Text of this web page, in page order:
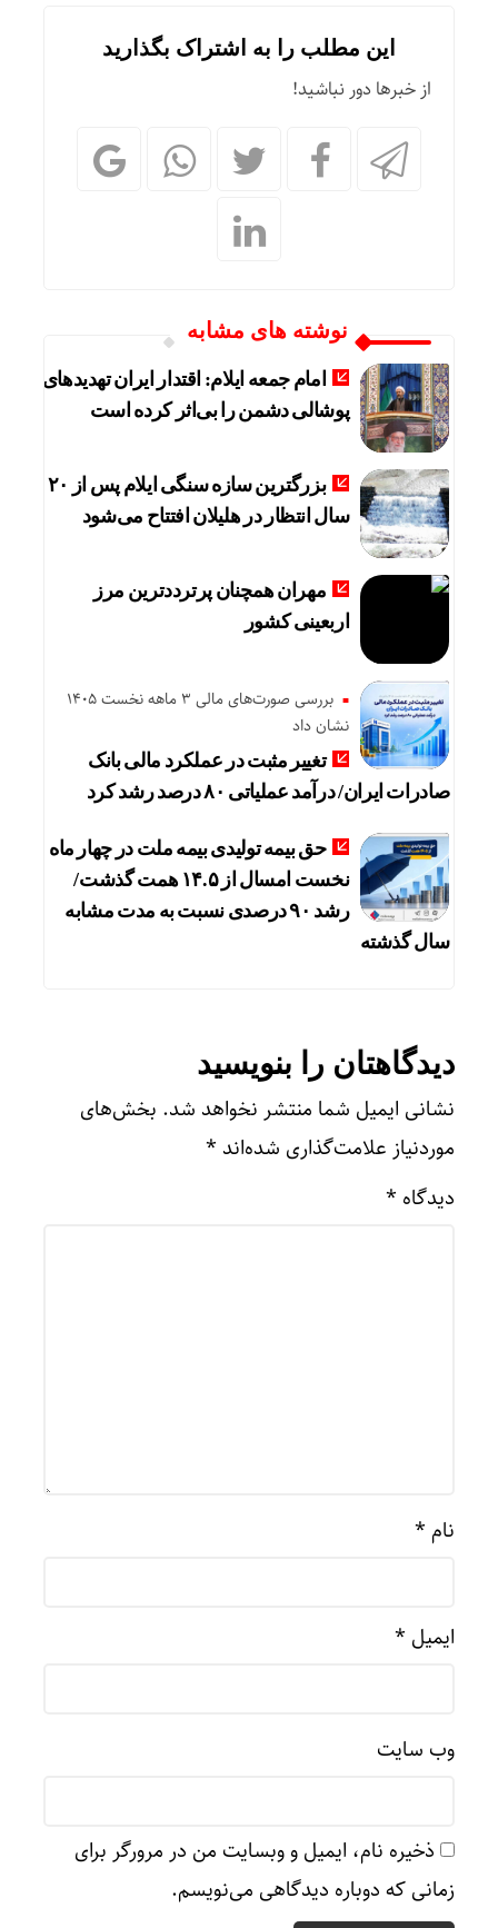
این مطلب را به اشتراک بگذارید
از خبرها دور نباشید!
نوشته های مشابه
امام جمعه ایلام: اقتدار ایران تهدیدهای
پوشالی دشمن را بی‌اثر کرده است
بزرگترین سازه سنگی ایلام پس از ۲۰
سال انتظار در هلیلان افتتاح می‌شود
مهران همچنان پرترددترین مرز
اربعینی کشور
بررسی صورت‌های مالی 3 ماهه نخست 1405
نشان داد
تغییر مثبت در عملکرد مالی بانک
صادرات ایران/ درآمد عملیاتی ۸۰ درصد رشد کرد
حق بیمه تولیدی بیمه ملت در چهار ماه
نخست امسال از ۱۴.۵ همت گذشت/
رشد ۹۰ درصدی نسبت به مدت مشابه
سال گذشته
دیدگاهتان را بنویسید
نشانی ایمیل شما منتشر نخواهد شد. بخش‌های
موردنیاز علامت‌گذاری شده‌اند *
دیدگاه *
نام *
ایمیل *
وب‌ سایت
ذخیره نام، ایمیل و وبسایت من در مرورگر برای
زمانی که دوباره دیدگاهی می‌نویسم.